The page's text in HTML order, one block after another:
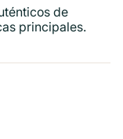
de
principales.